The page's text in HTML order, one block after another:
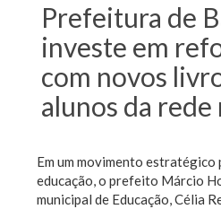
Prefeitura de
investe em
com novos
alunos da
Em um movimento
educação, o prefeito Márcio
municipal de Educação, Célia